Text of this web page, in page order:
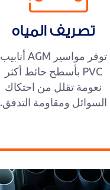
تصريف المياه
توفر مواسير AGM أنابيب
PVC بأسطح حائط أكثر
نعومة تقلل من احتكاك
السوائل ومقاومة التدفق.